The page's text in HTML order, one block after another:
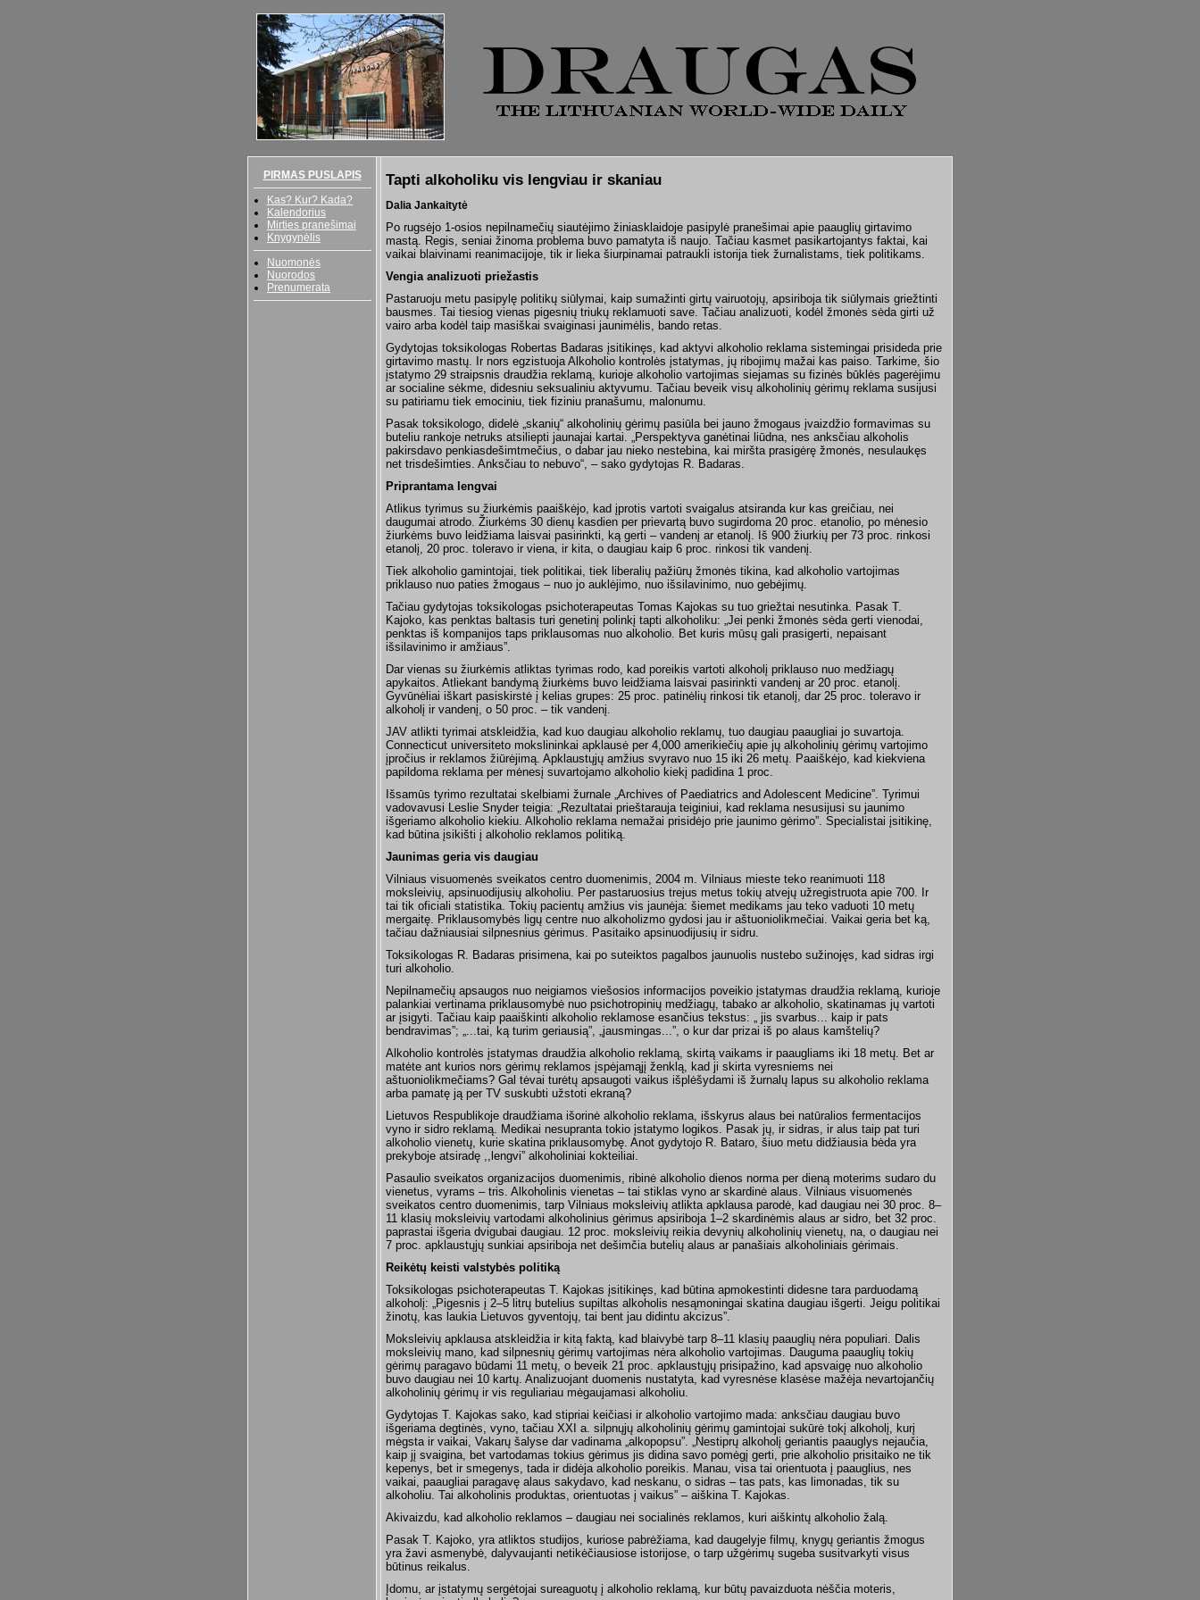
PIRMAS PUSLAPIS
Kas? Kur? Kada?
Kalendorius
Mirties pranešimai
Knygynėlis
Nuomonės
Nuorodos
Prenumerata
Tapti alkoholiku vis lengviau ir skaniau
Dalia Jankaitytė
Po rugsėjo 1-osios nepilnamečių siautėjimo žiniasklaidoje pasipylė pranešimai apie paauglių girtavimo
mastą. Regis, seniai žinoma problema buvo pamatyta iš naujo. Tačiau kasmet pasikartojantys faktai, kai
vaikai blaivinami reanimacijoje, tik ir lieka šiurpinamai patraukli istorija tiek žurnalistams, tiek politikams.
Vengia analizuoti priežastis
Pastaruoju metu pasipylę politikų siūlymai, kaip sumažinti girtų vairuotojų, apsiriboja tik siūlymais griežtinti
bausmes. Tai tiesiog vienas pigesnių triukų reklamuoti save. Tačiau analizuoti, kodėl žmonės sėda girti už
vairo arba kodėl taip masiškai svaiginasi jaunimėlis, bando retas.
Gydytojas toksikologas Robertas Badaras įsitikinęs, kad aktyvi alkoholio reklama sistemingai prisideda prie
girtavimo mastų. Ir nors egzistuoja Alkoholio kontrolės įstatymas, jų ribojimų mažai kas paiso. Tarkime, šio
įstatymo 29 straipsnis draudžia reklamą, kurioje alkoholio vartojimas siejamas su fizinės būklės pagerėjimu
ar socialine sėkme, didesniu seksualiniu aktyvumu. Tačiau beveik visų alkoholinių gėrimų reklama susijusi
su patiriamu tiek emociniu, tiek fiziniu pranašumu, malonumu.
Pasak toksikologo, didelė „skanių“ alkoholinių gėrimų pasiūla bei jauno žmogaus įvaizdžio formavimas su
buteliu rankoje netruks atsiliepti jaunajai kartai. „Perspektyva ganėtinai liūdna, nes anksčiau alkoholis
pakirsdavo penkiasdešimtmečius, o dabar jau nieko nestebina, kai miršta prasigėrę žmonės, nesulaukęs
net trisdešimties. Anksčiau to nebuvo“, – sako gydytojas R. Badaras.
Priprantama lengvai
Atlikus tyrimus su žiurkėmis paaiškėjo, kad įprotis vartoti svaigalus atsiranda kur kas greičiau, nei
daugumai atrodo. Žiurkėms 30 dienų kasdien per prievartą buvo sugirdoma 20 proc. etanolio, po mėnesio
žiurkėms buvo leidžiama laisvai pasirinkti, ką gerti – vandenį ar etanolį. Iš 900 žiurkių per 73 proc. rinkosi
etanolį, 20 proc. toleravo ir viena, ir kita, o daugiau kaip 6 proc. rinkosi tik vandenį.
Tiek alkoholio gamintojai, tiek politikai, tiek liberalių pažiūrų žmonės tikina, kad alkoholio vartojimas
priklauso nuo paties žmogaus – nuo jo auklėjimo, nuo išsilavinimo, nuo gebėjimų.
Tačiau gydytojas toksikologas psichoterapeutas Tomas Kajokas su tuo griežtai nesutinka. Pasak T.
Kajoko, kas penktas baltasis turi genetinį polinkį tapti alkoholiku: „Jei penki žmonės sėda gerti vienodai,
penktas iš kompanijos taps priklausomas nuo alkoholio. Bet kuris mūsų gali prasigerti, nepaisant
išsilavinimo ir amžiaus”.
Dar vienas su žiurkėmis atliktas tyrimas rodo, kad poreikis vartoti alkoholį priklauso nuo medžiagų
apykaitos. Atliekant bandymą žiurkėms buvo leidžiama laisvai pasirinkti vandenį ar 20 proc. etanolį.
Gyvūnėliai iškart pasiskirstė į kelias grupes: 25 proc. patinėlių rinkosi tik etanolį, dar 25 proc. toleravo ir
alkoholį ir vandenį, o 50 proc. – tik vandenį.
JAV atlikti tyrimai atskleidžia, kad kuo daugiau alkoholio reklamų, tuo daugiau paaugliai jo suvartoja.
Connecticut universiteto mokslininkai apklausė per 4,000 amerikiečių apie jų alkoholinių gėrimų vartojimo
įpročius ir reklamos žiūrėjimą. Apklaustųjų amžius svyravo nuo 15 iki 26 metų. Paaiškėjo, kad kiekviena
papildoma reklama per mėnesį suvartojamo alkoholio kiekį padidina 1 proc.
Išsamūs tyrimo rezultatai skelbiami žurnale „Archives of Paediatrics and Adolescent Medicine”. Tyrimui
vadovavusi Leslie Snyder teigia: „Rezultatai prieštarauja teiginiui, kad reklama nesusijusi su jaunimo
išgeriamo alkoholio kiekiu. Alkoholio reklama nemažai prisidėjo prie jaunimo gėrimo”. Specialistai įsitikinę,
kad būtina įsikišti į alkoholio reklamos politiką.
Jaunimas geria vis daugiau
Vilniaus visuomenės sveikatos centro duomenimis, 2004 m. Vilniaus mieste teko reanimuoti 118
moksleivių, apsinuodijusių alkoholiu. Per pastaruosius trejus metus tokių atvejų užregistruota apie 700. Ir
tai tik oficiali statistika. Tokių pacientų amžius vis jaunėja: šiemet medikams jau teko vaduoti 10 metų
mergaitę. Priklausomybės ligų centre nuo alkoholizmo gydosi jau ir aštuoniolikmečiai. Vaikai geria bet ką,
tačiau dažniausiai silpnesnius gėrimus. Pasitaiko apsinuodijusių ir sidru.
Toksikologas R. Badaras prisimena, kai po suteiktos pagalbos jaunuolis nustebo sužinojęs, kad sidras irgi
turi alkoholio.
Nepilnamečių apsaugos nuo neigiamos viešosios informacijos poveikio įstatymas draudžia reklamą, kurioje
palankiai vertinama priklausomybė nuo psichotropinių medžiagų, tabako ar alkoholio, skatinamas jų vartoti
ar įsigyti. Tačiau kaip paaiškinti alkoholio reklamose esančius tekstus: „ jis svarbus... kaip ir pats
bendravimas”; „...tai, ką turim geriausią”, „jausmingas...”, o kur dar prizai iš po alaus kamštelių?
Alkoholio kontrolės įstatymas draudžia alkoholio reklamą, skirtą vaikams ir paaugliams iki 18 metų. Bet ar
matėte ant kurios nors gėrimų reklamos įspėjamąjį ženklą, kad ji skirta vyresniems nei
aštuoniolikmečiams? Gal tėvai turėtų apsaugoti vaikus išplėšydami iš žurnalų lapus su alkoholio reklama
arba pamatę ją per TV suskubti užstoti ekraną?
Lietuvos Respublikoje draudžiama išorinė alkoholio reklama, išskyrus alaus bei natūralios fermentacijos
vyno ir sidro reklamą. Medikai nesupranta tokio įstatymo logikos. Pasak jų, ir sidras, ir alus taip pat turi
alkoholio vienetų, kurie skatina priklausomybę. Anot gydytojo R. Bataro, šiuo metu didžiausia bėda yra
prekyboje atsiradę ,,lengvi” alkoholiniai kokteiliai.
Pasaulio sveikatos organizacijos duomenimis, ribinė alkoholio dienos norma per dieną moterims sudaro du
vienetus, vyrams – tris. Alkoholinis vienetas – tai stiklas vyno ar skardinė alaus. Vilniaus visuomenės
sveikatos centro duomenimis, tarp Vilniaus moksleivių atlikta apklausa parodė, kad daugiau nei 30 proc. 8–
11 klasių moksleivių vartodami alkoholinius gėrimus apsiriboja 1–2 skardinėmis alaus ar sidro, bet 32 proc.
paprastai išgeria dvigubai daugiau. 12 proc. moksleivių reikia devynių alkoholinių vienetų, na, o daugiau nei
7 proc. apklaustųjų sunkiai apsiriboja net dešimčia butelių alaus ar panašiais alkoholiniais gėrimais.
Reikėtų keisti valstybės politiką
Toksikologas psichoterapeutas T. Kajokas įsitikinęs, kad būtina apmokestinti didesne tara parduodamą
alkoholį: „Pigesnis į 2–5 litrų butelius supiltas alkoholis nesąmoningai skatina daugiau išgerti. Jeigu politikai
žinotų, kas laukia Lietuvos gyventojų, tai bent jau didintu akcizus”.
Moksleivių apklausa atskleidžia ir kitą faktą, kad blaivybė tarp 8–11 klasių paauglių nėra populiari. Dalis
moksleivių mano, kad silpnesnių gėrimų vartojimas nėra alkoholio vartojimas. Dauguma paauglių tokių
gėrimų paragavo būdami 11 metų, o beveik 21 proc. apklaustųjų prisipažino, kad apsvaigę nuo alkoholio
buvo daugiau nei 10 kartų. Analizuojant duomenis nustatyta, kad vyresnėse klasėse mažėja nevartojančių
alkoholinių gėrimų ir vis reguliariau mėgaujamasi alkoholiu.
Gydytojas T. Kajokas sako, kad stipriai keičiasi ir alkoholio vartojimo mada: anksčiau daugiau buvo
išgeriama degtinės, vyno, tačiau XXI a. silpnųjų alkoholinių gėrimų gamintojai sukūrė tokį alkoholį, kurį
mėgsta ir vaikai, Vakarų šalyse dar vadinama „alkopopsu”. „Nestiprų alkoholį geriantis paauglys nejaučia,
kaip jį svaigina, bet vartodamas tokius gėrimus jis didina savo pomėgį gerti, prie alkoholio prisitaiko ne tik
kepenys, bet ir smegenys, tada ir didėja alkoholio poreikis. Manau, visa tai orientuota į paauglius, nes
vaikai, paaugliai paragavę alaus sakydavo, kad neskanu, o sidras – tas pats, kas limonadas, tik su
alkoholiu. Tai alkoholinis produktas, orientuotas į vaikus” – aiškina T. Kajokas.
Akivaizdu, kad alkoholio reklamos – daugiau nei socialinės reklamos, kuri aiškintų alkoholio žalą.
Pasak T. Kajoko, yra atliktos studijos, kuriose pabrėžiama, kad daugelyje filmų, knygų geriantis žmogus
yra žavi asmenybė, dalyvaujanti netikėčiausiose istorijose, o tarp užgėrimų sugeba susitvarkyti visus
būtinus reikalus.
Įdomu, ar įstatymų sergėtojai sureaguotų į alkoholio reklamą, kur būtų pavaizduota nėščia moteris,